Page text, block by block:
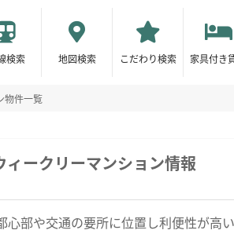
検索 地図検索 こだわり検索 家具付き
物件一覧
ークリーマンション情報
心部や交通の要所に位置し利便性が高い